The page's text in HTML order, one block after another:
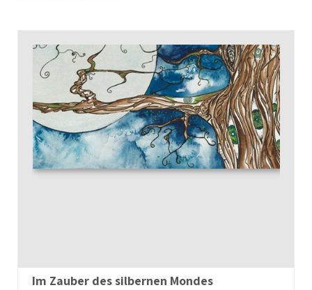
Im Zauber des silbernen Mondes